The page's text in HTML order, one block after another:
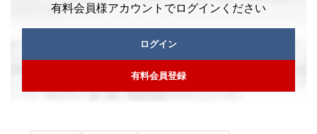
有料会員様アカウントでログインください
ログイン
有料会員登録